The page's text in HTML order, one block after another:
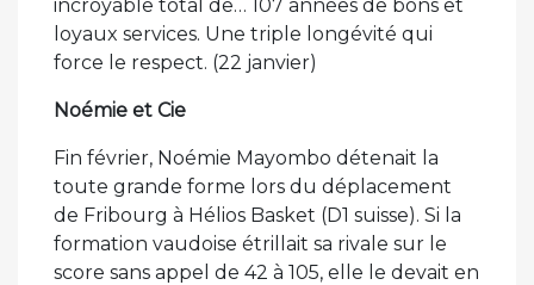
incroyable total de… 107 années de bons et
loyaux services. Une triple longévité qui
force le respect. (22 janvier)
Noémie et Cie
Fin février, Noémie Mayombo détenait la
toute grande forme lors du déplacement
de Fribourg à Hélios Basket (D1 suisse). Si la
formation vaudoise étrillait sa rivale sur le
score sans appel de 42 à 105, elle le devait en